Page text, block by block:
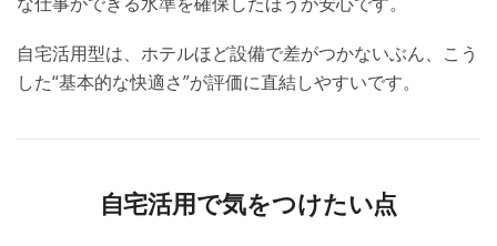
自宅活用型は、ホテルほど設備で差がつかないぶん、こう
した“基本的な快適さ”が評価に直結しやすいです。
自宅活用で気をつけたい点